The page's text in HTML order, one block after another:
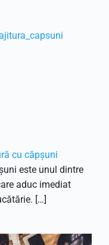
cu căpșuni
este unul dintre
aduc imediat
[…]